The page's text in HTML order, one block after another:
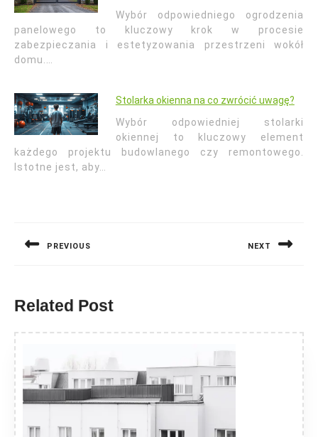
Wybór odpowiedniego ogrodzenia
panelowego to kluczowy krok w procesie
zabezpieczania i estetyzowania przestrzeni wokół
domu.…
Stolarka okienna na co zwrócić uwagę?
Wybór odpowiedniej stolarki
okiennej to kluczowy element
każdego projektu budowlanego czy remontowego.
Istotne jest, aby…
PREVIOUS NEXT
Related Post